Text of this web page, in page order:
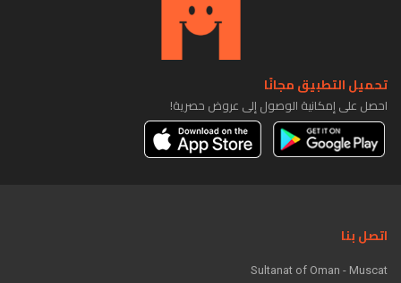
تحميل التطبيق مجانًا
احصل على إمكانية الوصول إلى عروض حصرية!
اتصل بنا
Sultanat of Oman - Muscat